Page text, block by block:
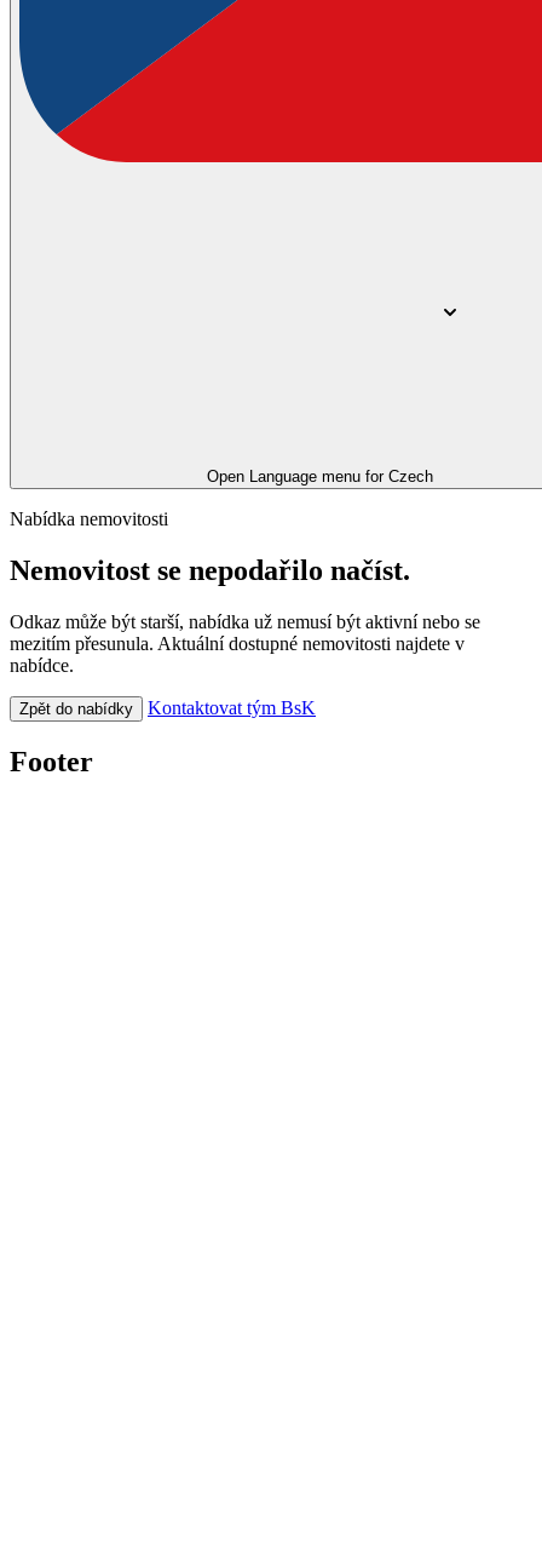
Open Language menu for Czech
Nabídka nemovitosti
Nemovitost se nepodařilo načíst.
Odkaz může být starší, nabídka už nemusí být aktivní nebo se
mezitím přesunula. Aktuální dostupné nemovitosti najdete v
nabídce.
Zpět do nabídky Kontaktovat tým BsK
Footer